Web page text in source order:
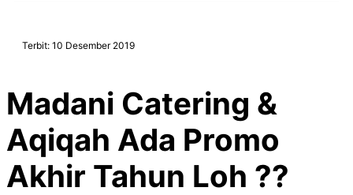
Terbit: 10 Desember 2019
Madani Catering &
Aqiqah Ada Promo
Akhir Tahun Loh ??